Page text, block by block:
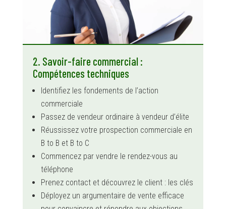
2. Savoir-faire commercial :
Compétences techniques
Identifiez les fondements de l’action
commerciale
Passez de vendeur ordinaire à vendeur d’élite
Réussissez votre prospection commerciale en
B to B et B to C
Commencez par vendre le rendez-vous au
téléphone
Prenez contact et découvrez le client : les clés
Déployez un argumentaire de vente efficace